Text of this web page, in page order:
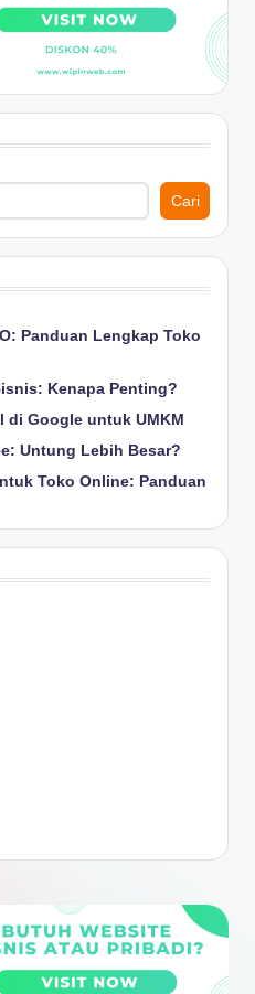
Cari
Panduan Lengkap Toko
Kenapa Penting?
di Google untuk UMKM
Untung Lebih Besar?
Toko Online: Panduan